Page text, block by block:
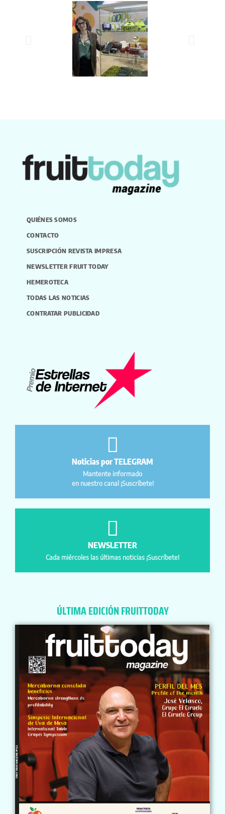
QUIÉNES SOMOS
CONTACTO
SUSCRIPCIÓN REVISTA IMPRESA
NEWSLETTER FRUIT TODAY
HEMEROTECA
TODAS LAS NOTICIAS
CONTRATAR PUBLICIDAD
Noticias por TELEGRAM
Mantente informado
en nuestro canal ¡Suscríbete!
NEWSLETTER
Cada miércoles las últimas noticias ¡Suscríbete!
ÚLTIMA EDICIÓN FRUITTODAY